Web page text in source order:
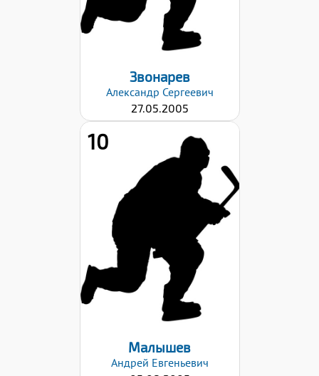
Дата заявки:
29.08.2022
Звонарев
Александр Сергеевич
27.05.2005
10
Рост:
Левый
Дата заявки:
29.08.2022
Малышев
Андрей Евгеньевич